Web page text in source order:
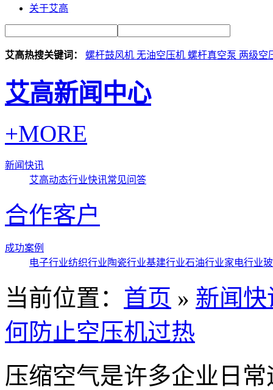
关于艾高
艾高热搜关键词： 螺杆鼓风机 无油空压机 螺杆真空泵 两级空
艾高新闻中心
+MORE
新闻快讯
艾高动态行业快讯常见问答
合作客户
成功案例
电子行业纺织行业陶瓷行业基建行业石油行业家电行业
当前位置： 首页 » 新闻快
何防止空压机过热
压缩空气是许多企业日